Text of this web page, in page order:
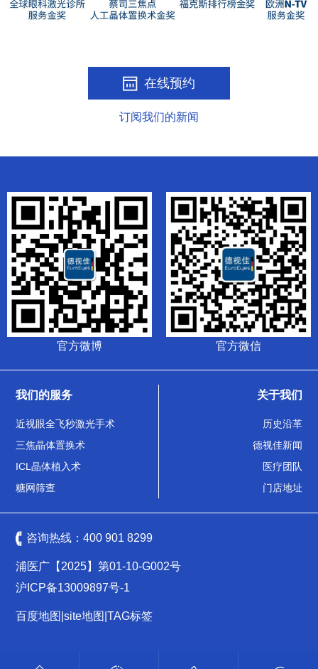
在线预约
订阅我们的新闻
官方微博 官方微信
我们的服务
近视眼全飞秒激光手术
三焦晶体置换术
ICL晶体植入术
糖网筛查
关于我们
历史沿革
德视佳新闻
医疗团队
门店地址
咨询热线：400 901 8299
浦医广【2025】第01-10-G002号
沪ICP备13009897号-1
百度地图 |site地图 |TAG标签